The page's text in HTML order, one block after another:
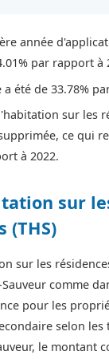
année
par rapport à
a été de 33.78%
sur les
ce qui
à 2022.
sur
(THS)
sur les
comme
pour les
selon
le montant